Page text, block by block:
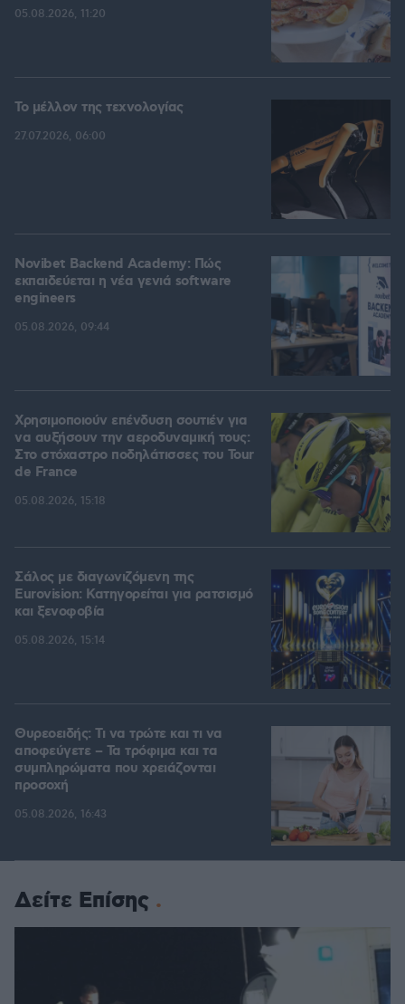
05.08.2026, 11:20
Το μέλλον της τεχνολογίας
27.07.2026, 06:00
Novibet Backend Academy: Πώς
εκπαιδεύεται η νέα γενιά software
engineers
05.08.2026, 09:44
Χρησιμοποιούν επένδυση σουτιέν για
να αυξήσουν την αεροδυναμική τους:
Στο στόχαστρο ποδηλάτισσες του Tour
de France
05.08.2026, 15:18
Σάλος με διαγωνιζόμενη της
Eurovision: Κατηγορείται για ρατσισμό
και ξενοφοβία
05.08.2026, 15:14
Θυρεοειδής: Τι να τρώτε και τι να
αποφεύγετε – Τα τρόφιμα και τα
συμπληρώματα που χρειάζονται
προσοχή
05.08.2026, 16:43
Δείτε Επίσης